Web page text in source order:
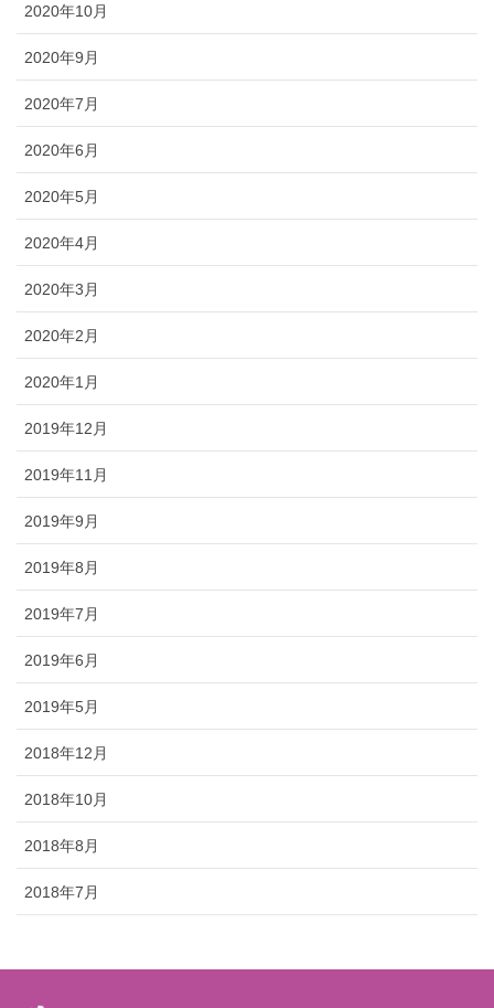
2020年10月
2020年9月
2020年7月
2020年6月
2020年5月
2020年4月
2020年3月
2020年2月
2020年1月
2019年12月
2019年11月
2019年9月
2019年8月
2019年7月
2019年6月
2019年5月
2018年12月
2018年10月
2018年8月
2018年7月